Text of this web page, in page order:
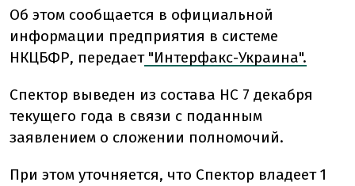
Об этом сообщается в официальной
информации предприятия в системе
НКЦБФР, передает"Интерфакс-Украина".
Спектор выведен из состава НС 7 декабря
текущего года в связи с поданным
заявлением о сложении полномочий.
При этом уточняется, что Спектор владеет 1